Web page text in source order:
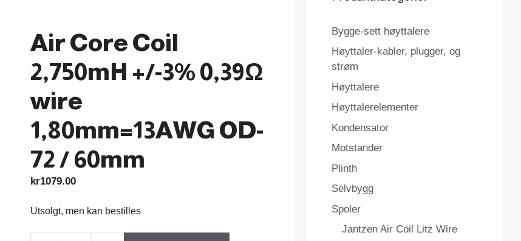
Air Core Coil
2,750mH +/-3% 0,39Ω
wire
1,80mm=13AWG OD-
72 / 60mm
kr1079.00
Utsolgt, men kan bestilles
Bygge-sett høyttalere
Høyttaler-kabler, plugger, og
strøm
Høyttalere
Høyttalerelementer
Kondensator
Motstander
Plinth
Selvbygg
Spoler
Jantzen Air Coil Litz Wire